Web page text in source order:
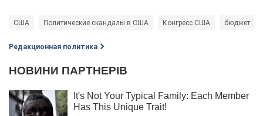
США Политические скандалы в США Конгресс США бюджет
Редакционная политика